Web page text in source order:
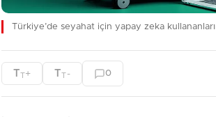
Türkiye’de seyahat için yapay zeka
TT+ TT - 0